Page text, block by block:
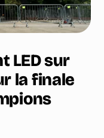
LED sur
la finale